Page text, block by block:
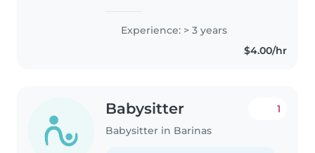
Experience: > 3 years
$4.00/hr
Babysitter
Babysitter in Barinas
1